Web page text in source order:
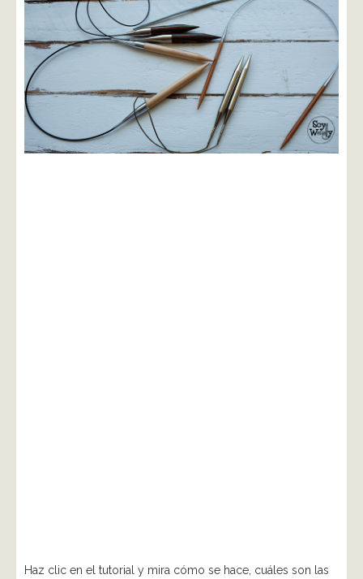
Haz clic en el tutorial y mira cómo se hace, cuáles son las